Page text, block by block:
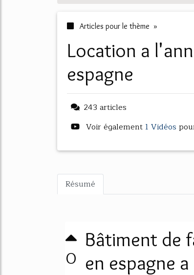
Articles pour le thème »
location a l'annee d'une maison en
espagne
243 articles
Voir également 1 Vidéos
Résumé
0
Bâtiment de
en espagne